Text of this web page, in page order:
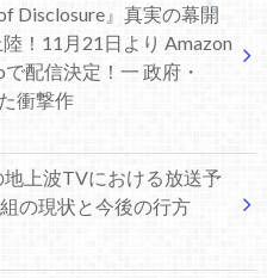
of Disclosure』真実の幕開
！11月21日より Amazon
配信決定！一 政府・
衝撃作
上波TVにおける放送予
の現状と今後の行方